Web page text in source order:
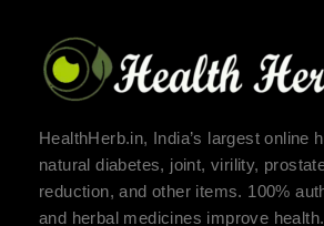
HealthHerb.in, India’s largest online
natural diabetes, joint, virility,
reduction, and other items. 100%
and herbal medicines improve health.